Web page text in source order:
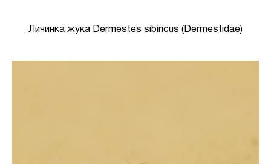
Личинка жука Dermestes sibiricus (Dermestidae)